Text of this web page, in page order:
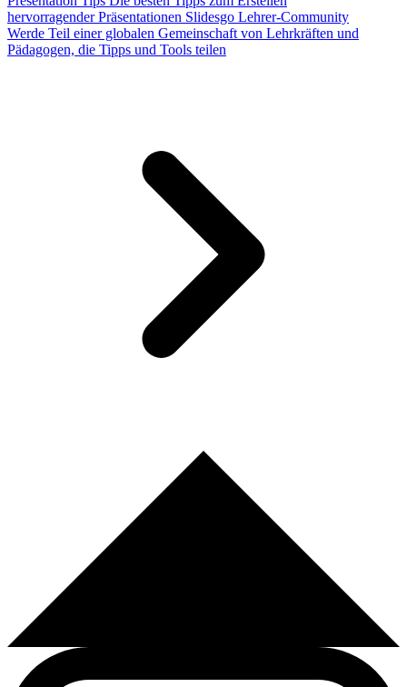
hervorragender Präsentationen Slidesgo Lehrer-Community
Werde Teil einer globalen Gemeinschaft von Lehrkräften und
Pädagogen, die Tipps und Tools teilen